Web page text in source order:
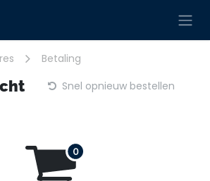
Betaling
Snel opnieuw bestellen